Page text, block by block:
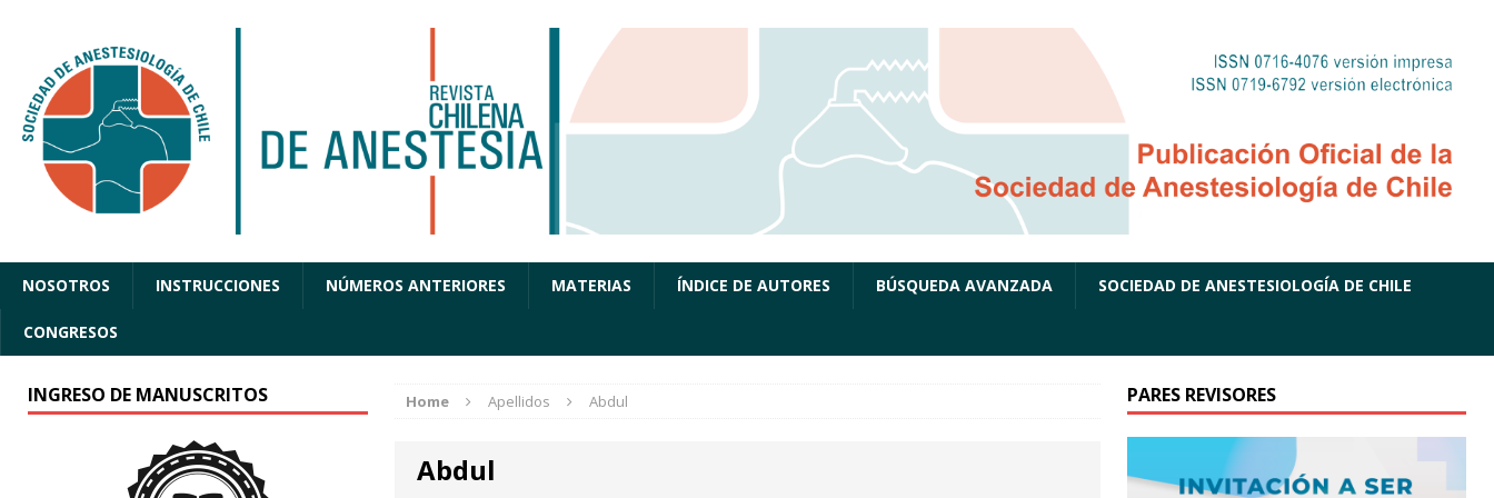
NOSOTROS INSTRUCCIONES NÚMEROS ANTERIORES MATERIAS ÍNDICE DE AUTORES BÚSQUEDA AVANZADA SOCIEDAD DE ANESTESIOLOGÍA DE CHILE
CONGRESOS
Home Apellidos Abdul
Abdul
INGRESO DE MANUSCRITOS PARES REVISORES